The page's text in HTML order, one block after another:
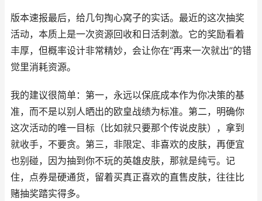
版本速报最后，给几句掏心窝子的实话。最近的这次抽奖
活动，本质上是一次资源回收和日活刺激。它的奖励看着
丰厚，但概率设计非常精妙，会让你在“再来一次就出”的错
觉里消耗资源。
我的建议很简单：第一，永远以保底成本作为你决策的基
准，而不是以别人晒出的欧皇战绩为标准。第二，明确你
这次活动的唯一目标（比如就只要那个传说皮肤），拿到
就收手，不要贪。第三，非限定、非喜欢的皮肤，再便宜
也别碰，因为抽到你不玩的英雄皮肤，那就是纯亏。记
住，点券是硬通货，留着买真正喜欢的直售皮肤，往往比
赌抽奖踏实得多。